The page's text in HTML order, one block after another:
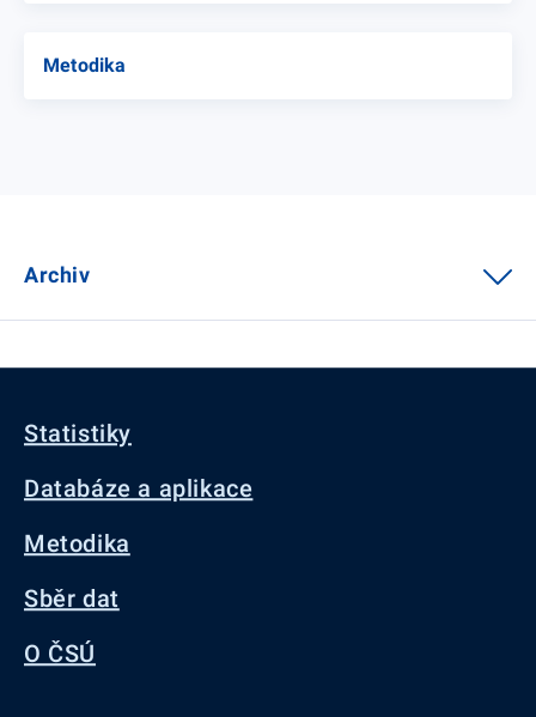
Metodika
Archiv
Statistiky
Databáze a aplikace
Metodika
Sběr dat
O ČSÚ